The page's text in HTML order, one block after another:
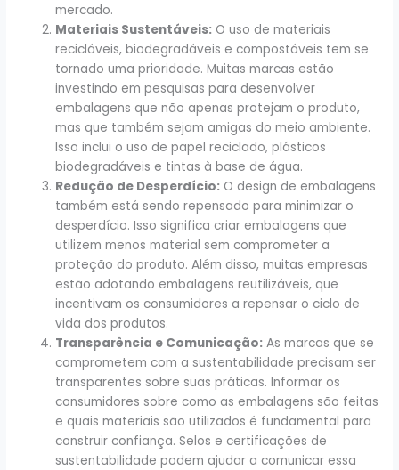
mercado.
Materiais Sustentáveis: O uso de materiais
recicláveis, biodegradáveis e compostáveis tem se
tornado uma prioridade. Muitas marcas estão
investindo em pesquisas para desenvolver
embalagens que não apenas protejam o produto,
mas que também sejam amigas do meio ambiente.
Isso inclui o uso de papel reciclado, plásticos
biodegradáveis e tintas à base de água.
Redução de Desperdício: O design de embalagens
também está sendo repensado para minimizar o
desperdício. Isso significa criar embalagens que
utilizem menos material sem comprometer a
proteção do produto. Além disso, muitas empresas
estão adotando embalagens reutilizáveis, que
incentivam os consumidores a repensar o ciclo de
vida dos produtos.
Transparência e Comunicação: As marcas que se
comprometem com a sustentabilidade precisam ser
transparentes sobre suas práticas. Informar os
consumidores sobre como as embalagens são feitas
e quais materiais são utilizados é fundamental para
construir confiança. Selos e certificações de
sustentabilidade podem ajudar a comunicar essa